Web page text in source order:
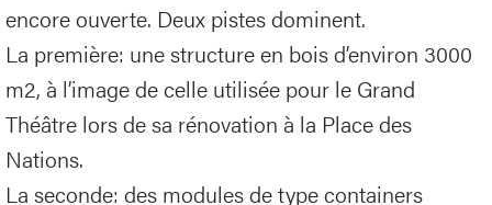
encore ouverte. Deux pistes dominent.
La première: une structure en bois d’environ 3000
m2, à l’image de celle utilisée pour le Grand
Théâtre lors de sa rénovation à la Place des
Nations.
La seconde: des modules de type containers